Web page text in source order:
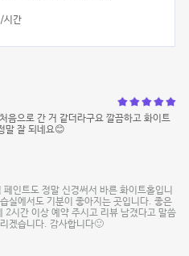
시간
음으로 간 거 같더라구요 깔끔하고 화이트
말 잘 되네요😊
인트도 정말 신경써서 바른 화이트홀입니
실에서도 기분이 좋아지는 곳입니다. 좋은
2시간 이상 예약 주시고 리뷰 남겼다고 말씀
겠습니다. 감사합니다🙂